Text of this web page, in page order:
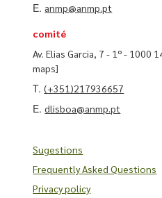
E. anmp@anmp.pt
comité
Av. Elias Garcia, 7 - 1º - 1000
maps]
T.(+351)217936657
E.dlisboa@anmp.pt
Sugestions
Frequently Asked Questions
Privacy policy